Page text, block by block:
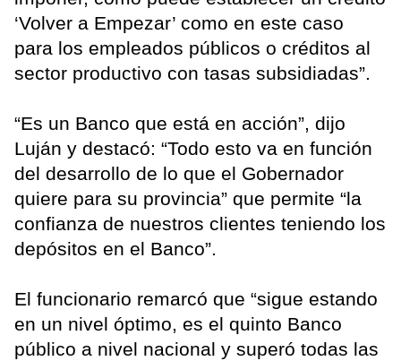
‘Volver a Empezar’ como en este caso
para los empleados públicos o créditos al
sector productivo con tasas subsidiadas”.
“Es un Banco que está en acción”, dijo
Luján y destacó: “Todo esto va en función
del desarrollo de lo que el Gobernador
quiere para su provincia” que permite “la
confianza de nuestros clientes teniendo los
depósitos en el Banco”.
El funcionario remarcó que “sigue estando
en un nivel óptimo, es el quinto Banco
público a nivel nacional y superó todas las